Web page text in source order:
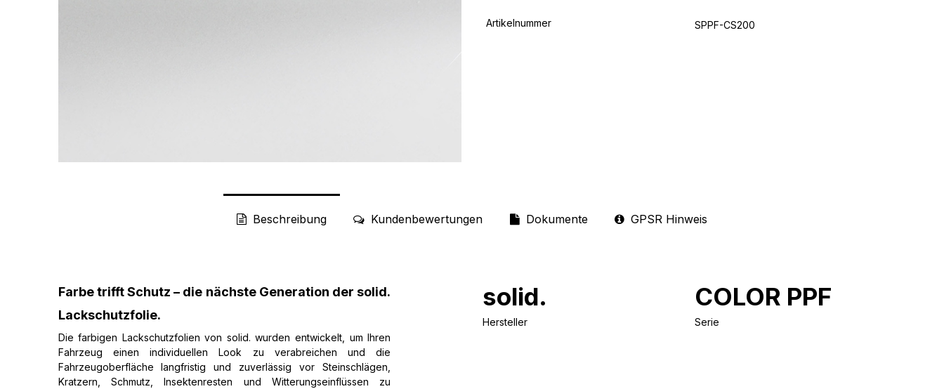
Artikelnummer SPPF-CS200
Beschreibung Kundenbewertungen Dokumente GPSR Hinweis
Farbe trifft Schutz – die nächste Generation der solid.
Lackschutzfolie.
Die farbigen Lackschutzfolien von solid. wurden entwickelt, um Ihren
Fahrzeug einen individuellen Look zu verabreichen und die
Fahrzeugoberfläche langfristig und zuverlässig vor Steinschlägen,
Kratzern, Schmutz, Insektenresten und Witterungseinflüssen zu
solid.
Hersteller
COLOR PPF
Serie